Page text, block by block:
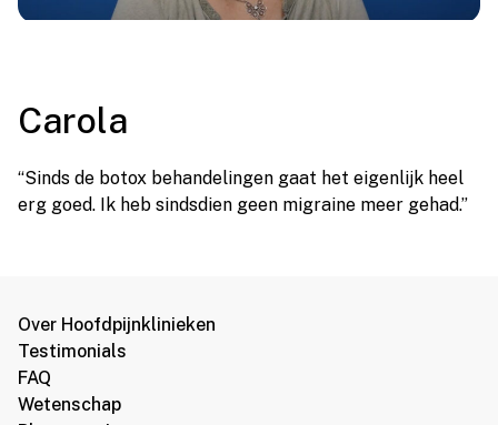
Carola
“Sinds de botox behandelingen gaat het eigenlijk heel
erg goed. Ik heb sindsdien geen migraine meer gehad.”
Over Hoofdpijnklinieken
Testimonials
FAQ
Wetenschap